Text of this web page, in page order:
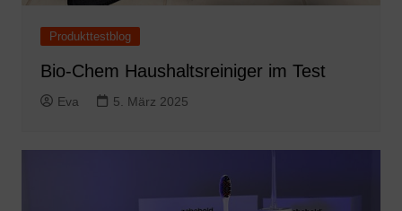
Produkttestblog
Bio-Chem Haushaltsreiniger im Test
Eva 5. März 2025